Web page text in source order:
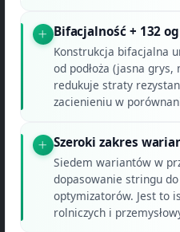
Bifacjalność + 132
Konstrukcja bifacjalna
od podłoża (jasna
redukuje straty
zacienieniu w
Szeroki zakres
Siedem wariantów w
dopasowanie stringu
optymizatorów. Jest to
rolniczych i